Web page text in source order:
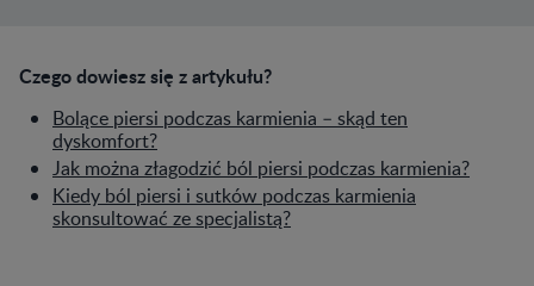
Czego dowiesz się z artykułu?
Bolące piersi podczas karmienia – skąd ten
dyskomfort?
Jak można złagodzić ból piersi podczas karmienia?
Kiedy ból piersi i sutków podczas karmienia
skonsultować ze specjalistą?